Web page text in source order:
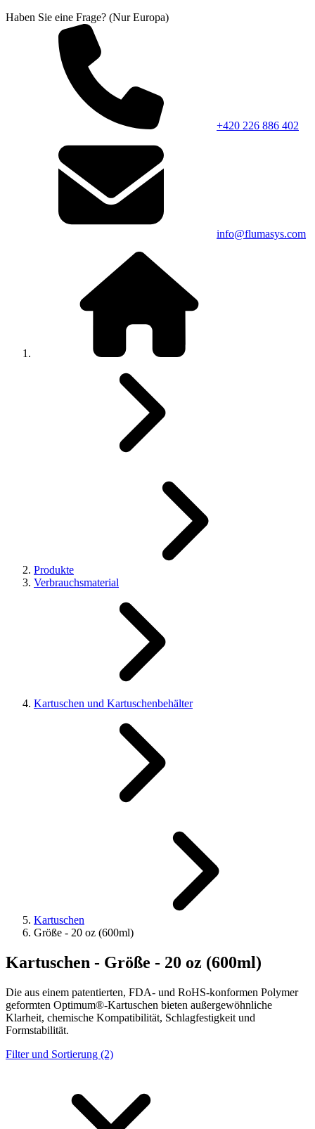
Haben Sie eine Frage? (Nur Europa)
+420 226 886 402
info@flumasys.com
Produkte
Verbrauchsmaterial
Kartuschen und Kartuschenbehälter
Kartuschen
Größe - 20 oz (600ml)
Kartuschen - Größe - 20 oz (600ml)
Die aus einem patentierten, FDA- und RoHS-konformen Polymer
geformten Optimum®-Kartuschen bieten außergewöhnliche
Klarheit, chemische Kompatibilität, Schlagfestigkeit und
Formstabilität.
Filter und Sortierung (2)